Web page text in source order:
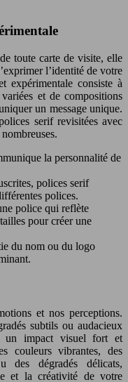
toute carte de visite, elle
l’identité de votre
expérimentale consiste à
et de compositions
un message unique.
serif revisitées avec
la personnalité de
polices serif
polices.
police qui reflète
pour créer une
du nom ou du logo
et nos perceptions.
subtils ou audacieux
un impact visuel fort et
couleurs vibrantes, des
des dégradés délicats,
et la créativité de votre